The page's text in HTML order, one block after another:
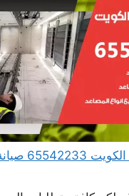
صيانة مصاعد